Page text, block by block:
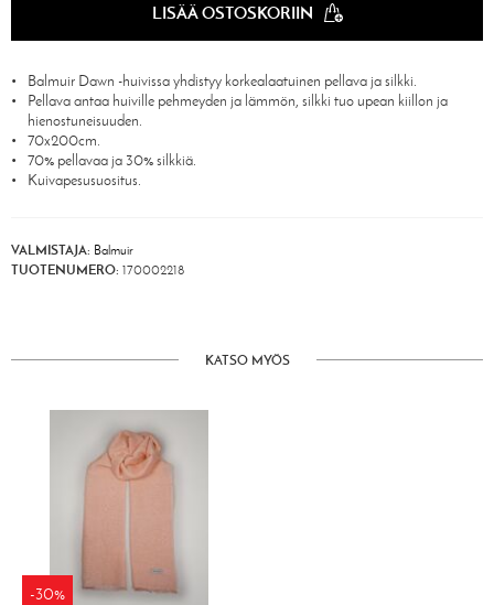
LISÄÄ OSTOSKORIIN
Balmuir Dawn -huivissa yhdistyy korkealaatuinen pellava ja silkki.
Pellava antaa huiville pehmeyden ja lämmön, silkki tuo upean kiillon ja
hienostuneisuuden.
70x200cm.
70% pellavaa ja 30% silkkiä.
Kuivapesusuositus.
VALMISTAJA: Balmuir
TUOTENUMERO: 170002218
KATSO MYÖS
-30%